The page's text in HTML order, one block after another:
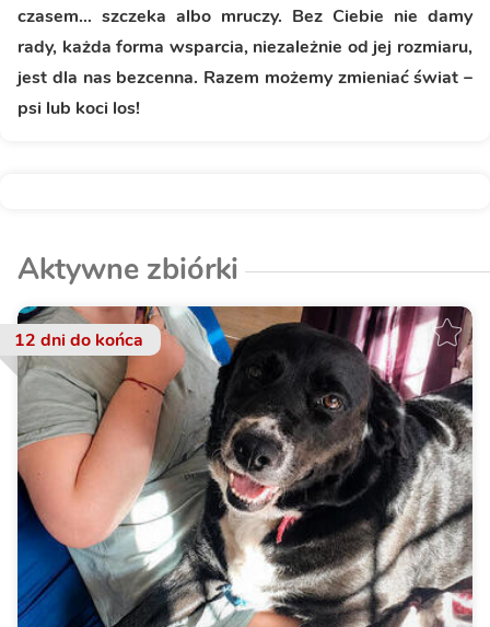
czasem… szczeka albo mruczy. Bez Ciebie nie damy
rady, każda forma wsparcia, niezależnie od jej rozmiaru,
jest dla nas bezcenna. Razem możemy zmieniać świat –
psi lub koci los!
Aktywne zbiórki
12 dnido końca